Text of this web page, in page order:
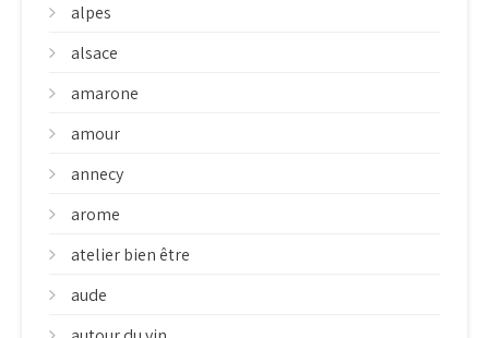
alpes
alsace
amarone
amour
annecy
arome
atelier bien être
aude